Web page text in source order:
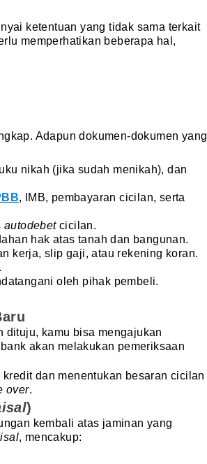
ketentuan yang tidak sama terkait
memperhatikan beberapa hal,
Adapun dokumen-dokumen yang
nikah (jika sudah menikah), dan
, IMB, pembayaran cicilan, serta
autodebetcicilan.
hak atas tanah dan bangunan.
kerja, slip gaji, atau rekening koran.
oleh pihak pembeli.
dituju, kamu bisa mengajukan
akan melakukan pemeriksaan
dan menentukan besaran cicilan
over.
)
kembali atas jaminan yang
, mencakup: